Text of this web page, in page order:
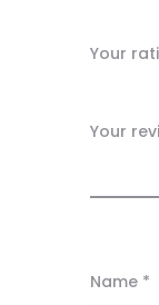
v
e
s
Your
Your
Name *